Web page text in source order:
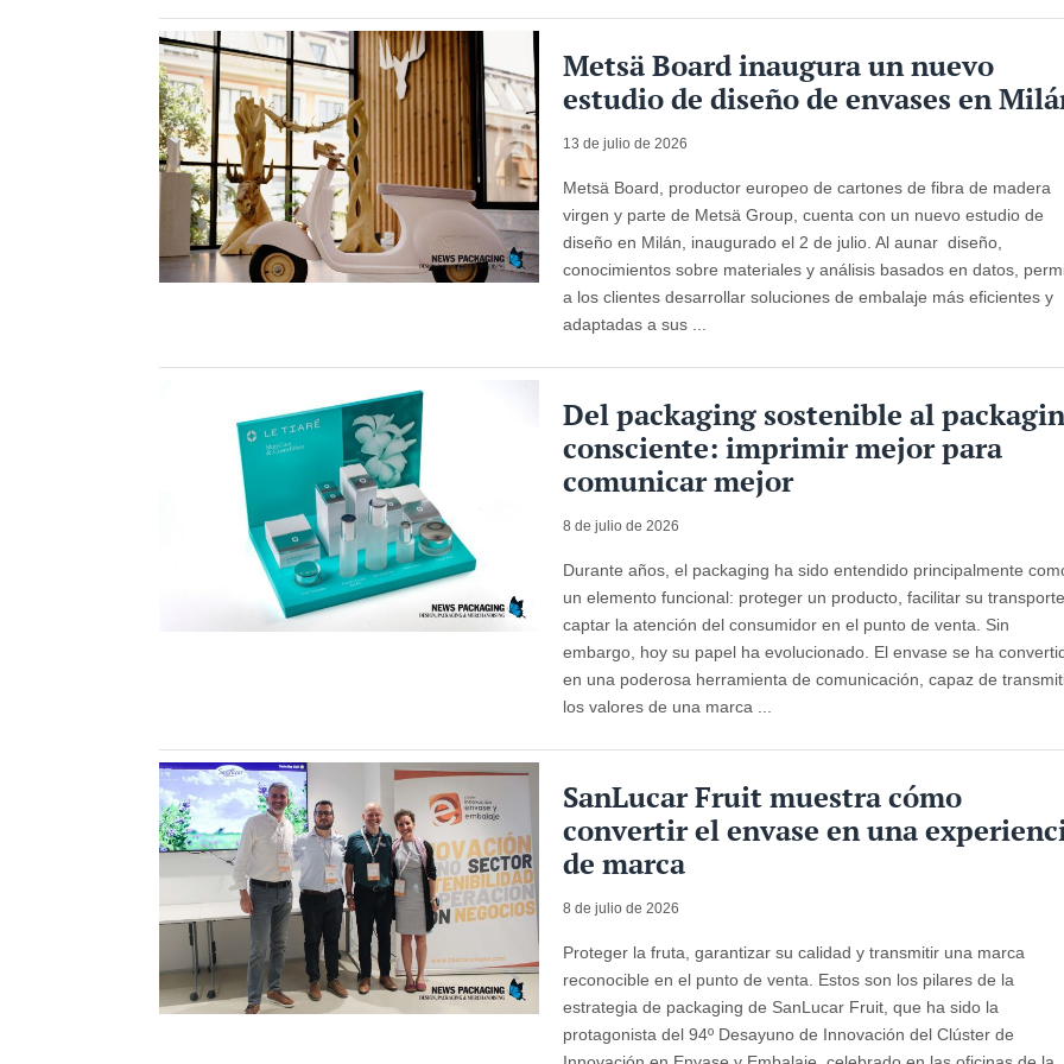
Metsä Board inaugura un nuevo
estudio de diseño de envases en
13 de julio de 2026
Metsä Board, productor europeo de cartones de fibra de madera
virgen y parte de Metsä Group, cuenta con un nuevo estudio de
diseño en Milán, inaugurado el 2 de julio. Al aunar diseño,
conocimientos sobre materiales y análisis basados en datos,
a los clientes desarrollar soluciones de embalaje más eficientes y
adaptadas a sus ...
Del packaging sostenible al
consciente: imprimir mejor para
comunicar mejor
8 de julio de 2026
Durante años, el packaging ha sido entendido principalmente
un elemento funcional: proteger un producto, facilitar su
captar la atención del consumidor en el punto de venta. Sin
embargo, hoy su papel ha evolucionado. El envase se ha
en una poderosa herramienta de comunicación, capaz de
los valores de una marca ...
SanLucar Fruit muestra cómo
convertir el envase en una
de marca
8 de julio de 2026
Proteger la fruta, garantizar su calidad y transmitir una marca
reconocible en el punto de venta. Estos son los pilares de la
estrategia de packaging de SanLucar Fruit, que ha sido la
protagonista del 94º Desayuno de Innovación del Clúster de